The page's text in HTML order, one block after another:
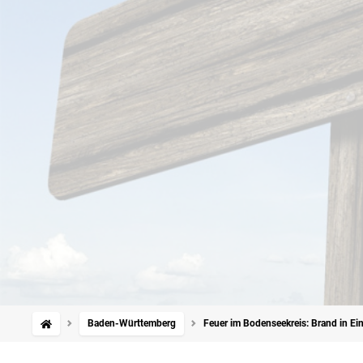
Baden-Württemberg Feuer im Bodenseekreis: Brand in